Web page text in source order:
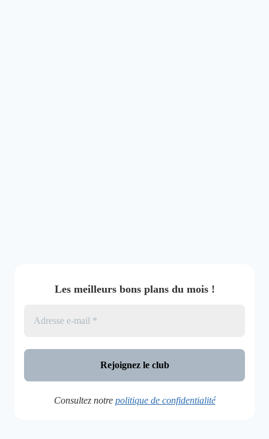
Les meilleurs bons plans du mois !
Consultez notre politique de confidentialité